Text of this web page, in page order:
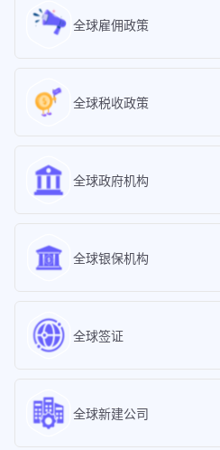
全球雇佣政策
全球税收政策
全球政府机构
全球银保机构
全球签证
全球新建公司